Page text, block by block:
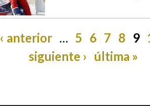
‹ anterior … 5 6 7 8 9
siguiente › última »